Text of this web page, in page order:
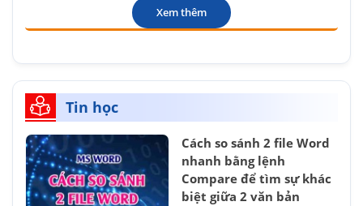
Xem thêm
Tin học
Cách so sánh 2 file Word
nhanh bằng lệnh
Compare để tìm sự khác
biệt giữa 2 văn bản